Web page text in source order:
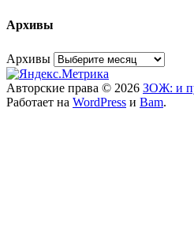
Архивы
Архивы
Авторские права © 2026 ЗОЖ: и
Работает на WordPress и Bam.